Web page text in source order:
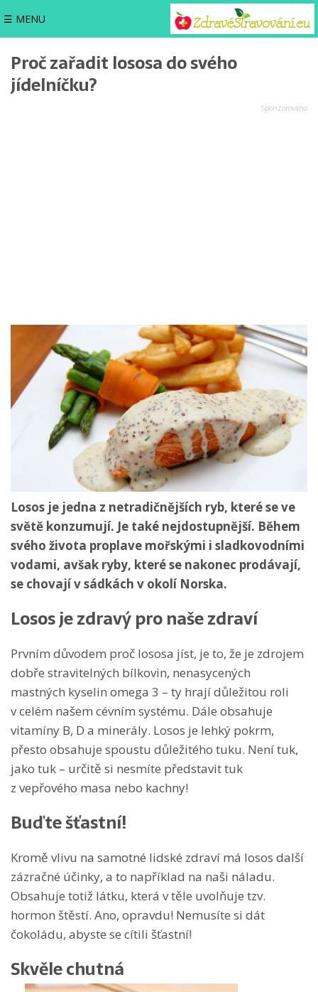
☰ MENU
Proč zařadit lososa do svého
jídelníčku?
Losos je jedna z netradičnějších ryb, které se ve
světě konzumují. Je také nejdostupnější. Během
svého života proplave mořskými i sladkovodními
vodami, avšak ryby, které se nakonec prodávají,
se chovají v sádkách v okolí Norska.
Losos je zdravý pro naše zdraví
Prvním důvodem proč lososa jíst, je to, že je zdrojem
dobře stravitelných bílkovin, nenasycených
mastných kyselin omega 3 – ty hrají důležitou roli
v celém našem cévním systému. Dále obsahuje
vitamíny B, D a minerály. Losos je lehký pokrm,
přesto obsahuje spoustu důležitého tuku. Není tuk,
jako tuk – určitě si nesmíte představit tuk
z vepřového masa nebo kachny!
Buďte šťastní!
Kromě vlivu na samotné lidské zdraví má losos další
zázračné účinky, a to například na naši náladu.
Obsahuje totiž látku, která v těle uvolňuje tzv.
hormon štěstí. Ano, opravdu! Nemusíte si dát
čokoládu, abyste se cítili šťastní!
Skvěle chutná